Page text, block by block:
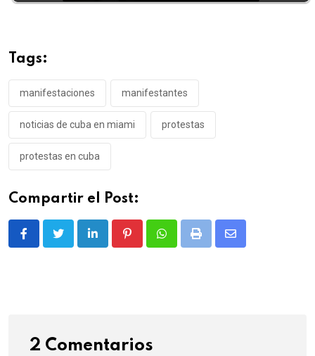
Tags:
manifestaciones manifestantes
noticias de cuba en miami protestas
protestas en cuba
Compartir el Post:
LinkedIn PinterestWhatsappPrint
Share
2 Comentarios